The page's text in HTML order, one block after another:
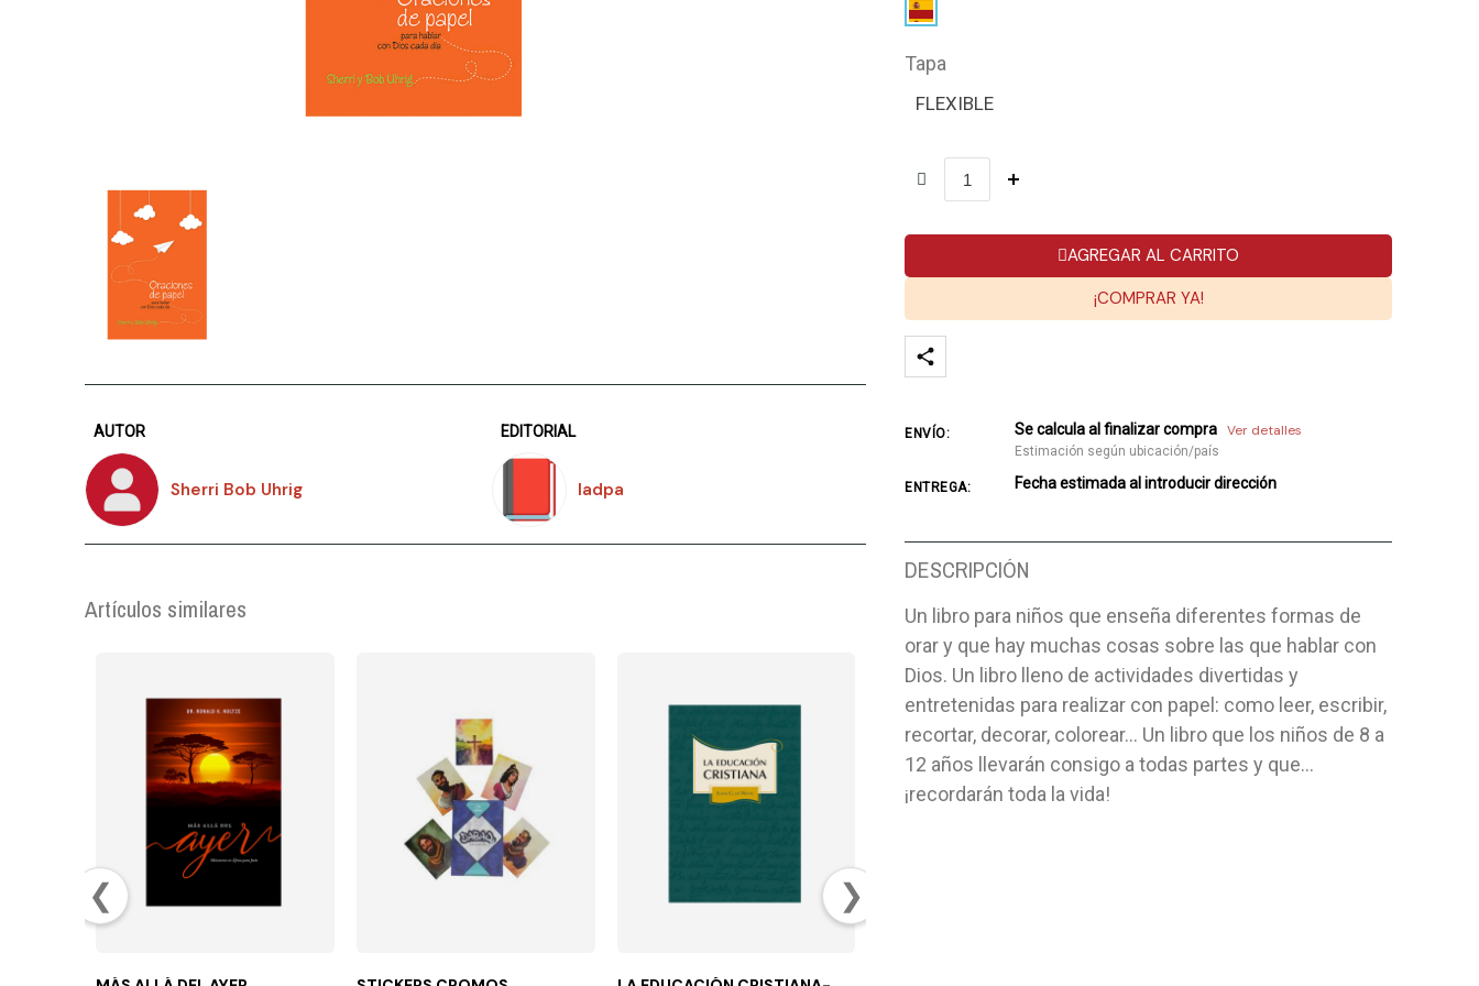
AUTOR
Sherri Bob Uhrig
EDITORIAL
Iadpa
Artículos similares
❮ ❯
Tapa
FLEXIBLE
AGREGAR AL CARRITO
¡COMPRAR YA!
ENVÍO: Se calcula al finalizar compra Ver detalles
Estimación según ubicación/país
ENTREGA: Fecha estimada al introducir dirección
DESCRIPCIÓN
Un libro para niños que enseña diferentes formas de
orar y que hay muchas cosas sobre las que hablar con
Dios. Un libro lleno de actividades divertidas y
entretenidas para realizar con papel: como leer, escribir,
recortar, decorar, colorear… Un libro que los niños de 8 a
12 años llevarán consigo a todas partes y que...
¡recordarán toda la vida!